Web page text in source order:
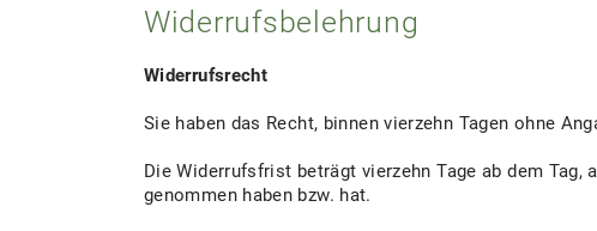
Widerrufsbelehrung
Widerrufsrecht
Sie haben das Recht, binnen vierzehn Tagen ohne
Die Widerrufsfrist beträgt vierzehn Tage ab dem
genommen haben bzw. hat.